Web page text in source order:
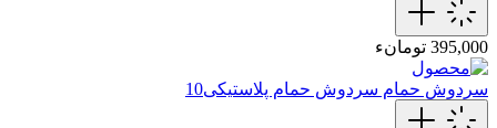
395,000 تومانء
سردوش حمام سردوش حمام پلاستیکی10